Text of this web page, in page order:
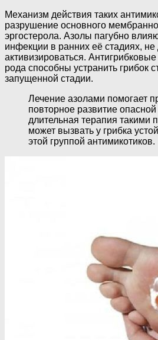
Механизм действия таких
разрушение основного
эргостерола. Азолы пагубно
инфекции в ранних её стадиях, не
активизироваться.
рода способны устранить грибок
запущенной стадии.
Лечение азолами помогает
повторное развитие
длительная терапия такими
может вызвать у грибка
этой группой антимикотиков.